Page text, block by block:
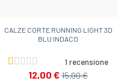
CALZE CORTE RUNNING LIGHT 3D
BLU INDACO
1 recensione
12,00 €15,00 €